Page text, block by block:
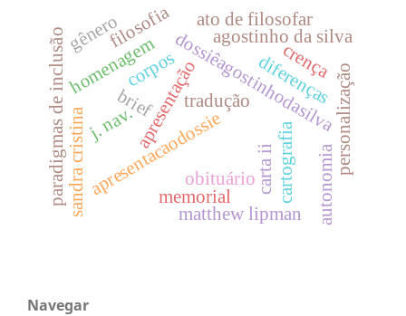
apresentaçãodossiêagostinhodasilva
apresentacaodossie
tradução
brief
j. nav.
agostinho da silva
carta ii
sandra cristina obituário
homenagem
memorial
diferenças
corpos
paradigmas de inclusão
filosofia
matthew lipman
ato de filosofar
personalização
crença
cartografia
gênero
autonomia
Navegar